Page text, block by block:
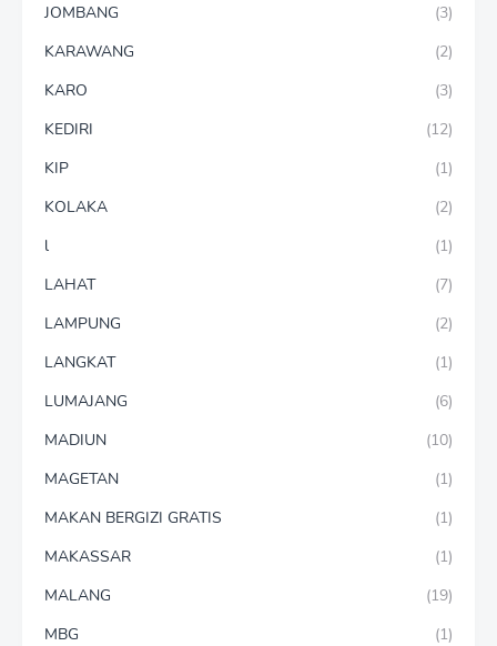
JOMBANG
(3)
KARAWANG
(2)
KARO
(3)
KEDIRI
(12)
KIP
(1)
KOLAKA
(2)
l
(1)
LAHAT
(7)
LAMPUNG
(2)
LANGKAT
(1)
LUMAJANG
(6)
MADIUN
(10)
MAGETAN
(1)
MAKAN BERGIZI GRATIS
(1)
MAKASSAR
(1)
MALANG
(19)
MBG
(1)